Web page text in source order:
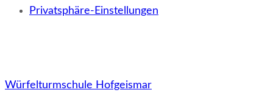
Privatsphäre-Einstellungen
Würfelturmschule Hofgeismar